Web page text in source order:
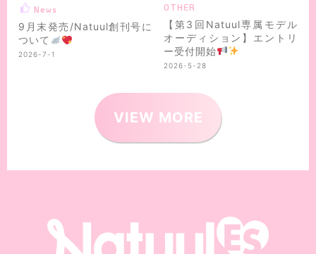
News
9月末発売/Natuul創刊号に
ついて
2026-7-1
OTHER
【第3回Natuul専属モデル
オーディション】エントリ
ー受付開始
2026-5-28
VIEW MORE